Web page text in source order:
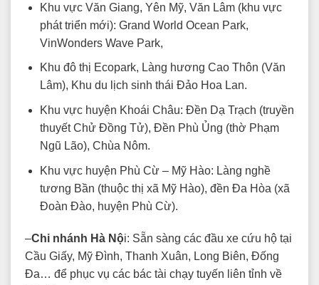
Khu vực Văn Giang, Yên Mỹ, Văn Lâm (khu vực
phát triển mới): Grand World Ocean Park,
VinWonders Wave Park,
Khu đô thị Ecopark, Làng hương Cao Thôn (Văn
Lâm), Khu du lịch sinh thái Đảo Hoa Lan.
Khu vực huyện Khoái Châu: Đền Dạ Trạch (truyền
thuyết Chử Đồng Tử), Đền Phù Ủng (thờ Phạm
Ngũ Lão), Chùa Nôm.
Khu vực huyện Phù Cừ – Mỹ Hào: Làng nghề
tương Bần (thuộc thị xã Mỹ Hào), đền Đa Hòa (xã
Đoàn Đào, huyện Phù Cừ).
–Chi nhánh Hà Nội: Sẵn sàng các đầu xe cứu hộ tại
Cầu Giấy, Mỹ Đình, Thanh Xuân, Long Biên, Đống
Đa… để phục vụ các bác tài chạy tuyến liên tỉnh về